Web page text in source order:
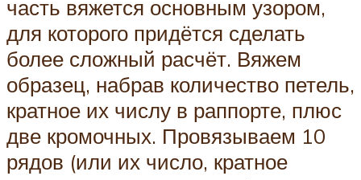
часть вяжется основным узором,
для которого придётся сделать
более сложный расчёт. Вяжем
образец, набрав количество петель,
кратное их числу в раппорте, плюс
две кромочных. Провязываем 10
рядов (или их число, кратное